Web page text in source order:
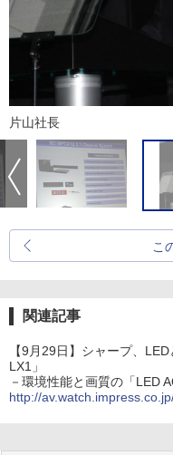
片山社長
こ
関連記事
【9月29日】シャープ、
LX1」
－環境性能と画質の「LED
http://